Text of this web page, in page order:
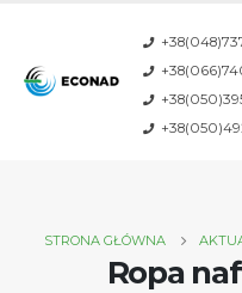
STRONA GŁÓWNA
Ropa